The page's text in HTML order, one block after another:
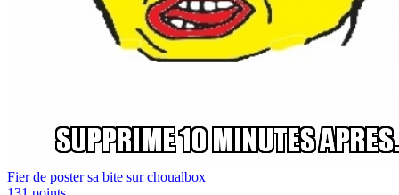
Fier de poster sa bite sur choualbox